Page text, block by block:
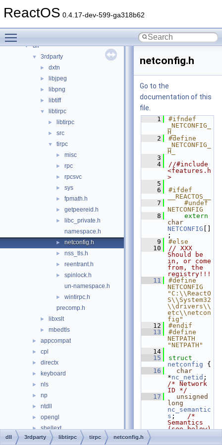
ReactOS 0.4.17-dev-599-ga318b62
▼ File List
▼ dll
▼ 3rdparty
► dxtn
► libjpeg
► libpng
► libtiff
▼ libtirpc
► libtirpc
► src
▼ tirpc
► misc
► rpc
► rpcsvc
► sys
► fpmath.h
► getpeereid.h
►
libc_private.h
namespace.h
► netconfig.h
► nss_tls.h
► reentrant.h
►
spinlock.h
un-namespace.h
►
wintirpc.h
precomp.h
► libxslt
► mbedtls
► appcompat
► cpl
► directx
► keyboard
► nls
► np
► ntdll
► opengl
► shellext
► win32
netconfig.h
Go to the
documentation of this
file.
    1
#ifndef
_NETCONFIG_
H_
    2
#define
_NETCONFIG_
H_
    3
    4
//#include
<features.h
>
    5
    6
#ifdef
__REACTOS__
    7
    #undef
NETCONFIG
    8
extern
char
NETCONFIG
;
    9
#else
   10
// XXX
Should be
in, or come
from, the
registry!!!
   11
#define
NETCONFIG
"C:\\ReactO
S\\System32
\\drivers\\
etc\\netcon
fig"
   12
#endif
   13
#define
NETPATH
"NETPATH"
   14
   15
netconfig {
   16
char
*nc_netid
/* Network
ID */
   17
unsigned
long
nc_semantic
s ; /*
Semantics
(see below)
   18
dll 3rdparty libtirpc tirpc netconfig.h